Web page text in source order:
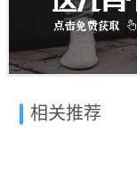
相关推荐